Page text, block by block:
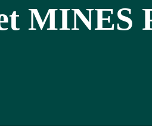
MINES